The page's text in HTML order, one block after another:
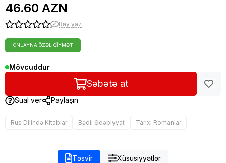
46.60 AZN
Rəy yaz
ONLAYNA ÖZƏL QIYMƏT
Mövcuddur
Səbətə at
Sual ver Paylaşın
Rus Dilində Kitablar Bədii Ədəbiyyat Tarixi Romanlar
Təsvir Xüsusiyyətlər